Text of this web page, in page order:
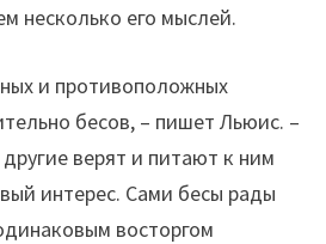
несколько его мыслей.
и противоположных
бесов, – пишет Льюис. –
верят и питают к ним
интерес. Сами бесы рады
восторгом